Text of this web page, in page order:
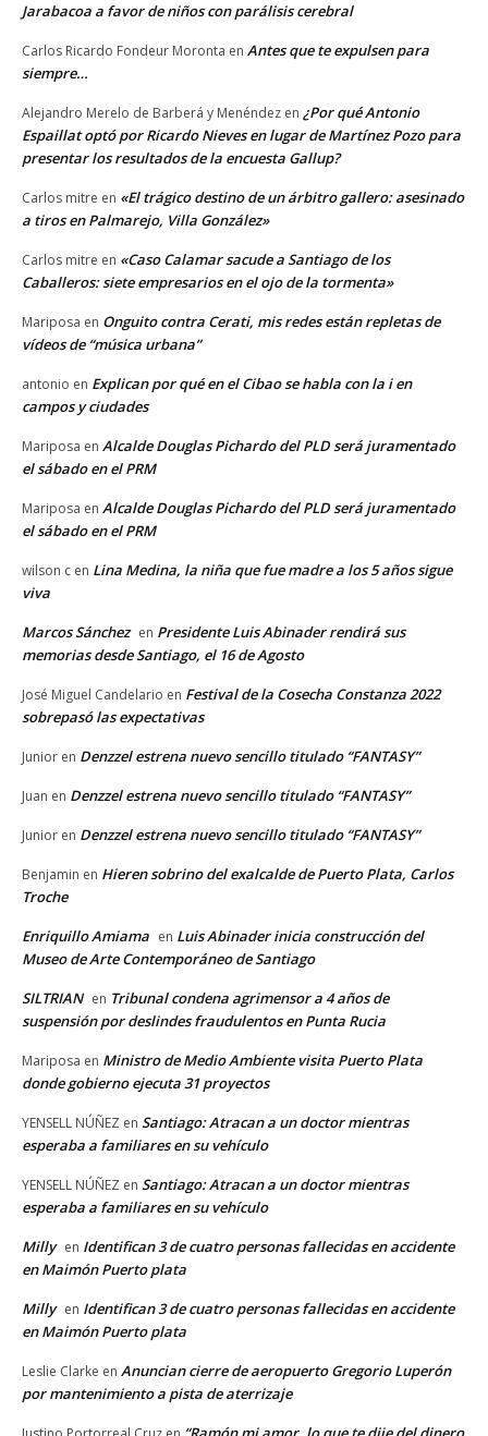
Jarabacoa a favor de niños con parálisis cerebral
Carlos Ricardo Fondeur Moronta en Antes que te expulsen para
siempre…
Alejandro Merelo de Barberá y Menéndez en ¿Por qué Antonio
Espaillat optó por Ricardo Nieves en lugar de Martínez Pozo para
presentar los resultados de la encuesta Gallup?
Carlos mitre en «El trágico destino de un árbitro gallero: asesinado
a tiros en Palmarejo, Villa González»
Carlos mitre en «Caso Calamar sacude a Santiago de los
Caballeros: siete empresarios en el ojo de la tormenta»
Mariposa en Onguito contra Cerati, mis redes están repletas de
vídeos de “música urbana”
antonio en Explican por qué en el Cibao se habla con la i en
campos y ciudades
Mariposa en Alcalde Douglas Pichardo del PLD será juramentado
el sábado en el PRM
Mariposa en Alcalde Douglas Pichardo del PLD será juramentado
el sábado en el PRM
wilson c en Lina Medina, la niña que fue madre a los 5 años sigue
viva
Marcos Sánchez en Presidente Luis Abinader rendirá sus
memorias desde Santiago, el 16 de Agosto
José Miguel Candelario en Festival de la Cosecha Constanza 2022
sobrepasó las expectativas
Junior en Denzzel estrena nuevo sencillo titulado “FANTASY”
Juan en Denzzel estrena nuevo sencillo titulado “FANTASY”
Junior en Denzzel estrena nuevo sencillo titulado “FANTASY”
Benjamin en Hieren sobrino del exalcalde de Puerto Plata, Carlos
Troche
Enriquillo Amiama en Luis Abinader inicia construcción del
Museo de Arte Contemporáneo de Santiago
SILTRIAN en Tribunal condena agrimensor a 4 años de
suspensión por deslindes fraudulentos en Punta Rucia
Mariposa en Ministro de Medio Ambiente visita Puerto Plata
donde gobierno ejecuta 31 proyectos
YENSELL NÚÑEZ en Santiago: Atracan a un doctor mientras
esperaba a familiares en su vehículo
YENSELL NÚÑEZ en Santiago: Atracan a un doctor mientras
esperaba a familiares en su vehículo
Milly en Identifican 3 de cuatro personas fallecidas en accidente
en Maimón Puerto plata
Milly en Identifican 3 de cuatro personas fallecidas en accidente
en Maimón Puerto plata
Leslie Clarke en Anuncian cierre de aeropuerto Gregorio Luperón
por mantenimiento a pista de aterrizaje